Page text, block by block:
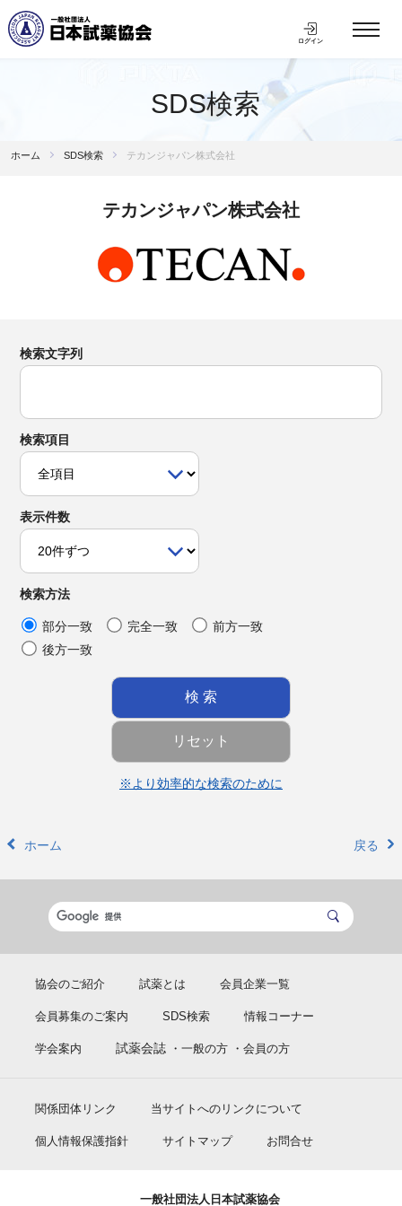
ログイン
SDS検索
ホーム SDS検索 テカンジャパン株式会社
テカンジャパン株式会社
検索文字列
検索項目
表示件数
検索方法
部分一致 完全一致
前方一致
後方一致
※より効率的な検索のために
ホーム 戻る
協会のご紹介 試薬とは 会員企業一覧
会員募集のご案内 SDS検索 情報コーナー
学会案内 試薬会誌 ・一般の方 ・会員の方
関係団体リンク 当サイトへのリンクについて
個人情報保護指針 サイトマップ お問合せ
一般社団法人日本試薬協会